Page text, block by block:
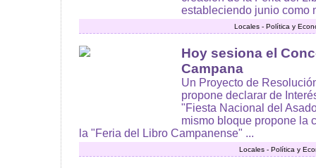
estableciendo junio como
Locales - Política y
Hoy sesiona el
Campana
Un Proyecto de
propone declarar de
"Fiesta Nacional del
mismo bloque propone la
la "Feria del Libro Campanense" ...
Locales - Política y